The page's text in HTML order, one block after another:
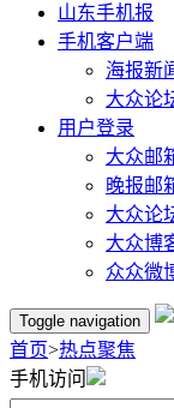
山东手机报
手机客户端
海报新
大众论
用户登录
大众邮
晚报邮
大众论
大众博
众众微
Toggle navigation
首页>热点聚焦
手机访问